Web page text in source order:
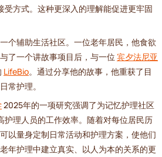
方式。这种更深入的理解能促进更牢固
个辅助生活社区。一位老年居民，他食欲
了一个讲故事项目后，与一位 宾夕法尼亚
LifeBio。通过分享他的故事，他重获了目
常护理。
2025年的一项研究强调了为记忆护理社区
护理人员的工作效率。随着对每位居民历
以量身定制日常活动和护理方案，使他们
年护理中建立真实、以人为本的关系的更